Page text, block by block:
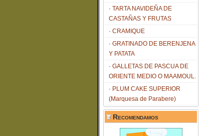
TARTA NAVIDEÑA DE
CASTAÑAS Y FRUTAS
CRAMIQUE
GRATINADO DE BERENJENA
Y PATATA
GALLETAS DE PASCUA DE
ORIENTE MEDIO O MAAMOUL.
PLUM CAKE SUPERIOR
(Marquesa de Parabere)
Recomendamos